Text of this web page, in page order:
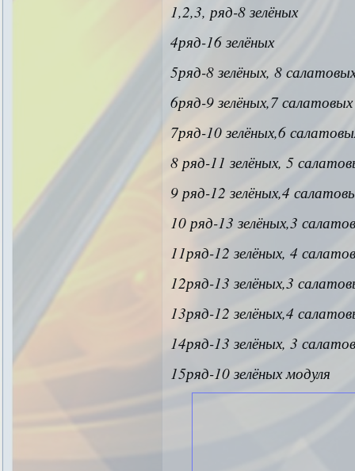
1,2,3, ряд-8 зелёных
4ряд-16 зелёных
5ряд-8 зелёных, 8
6ряд-9 зелёных,7
7ряд-10 зелёных,6
8 ряд-11 зелёных, 5
9 ряд-12 зелёных,4
10 ряд-13 зелёных,3
11ряд-12 зелёных, 4
12ряд-13 зелёных,3
13ряд-12 зелёных,4
14ряд-13 зелёных, 3
15ряд-10 зелёных модуля